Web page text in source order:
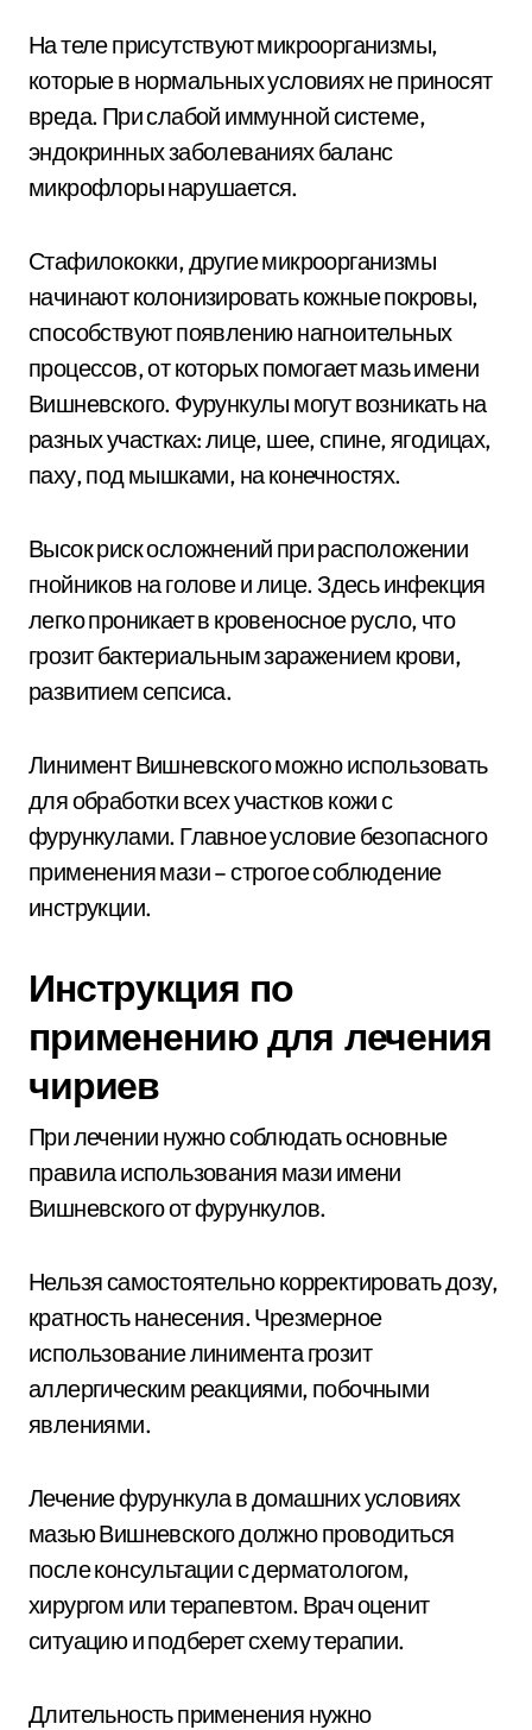
На теле присутствуют микроорганизмы,
которые в нормальных условиях не приносят
вреда. При слабой иммунной системе,
эндокринных заболеваниях баланс
микрофлоры нарушается.
Стафилококки, другие микроорганизмы
начинают колонизировать кожные покровы,
способствуют появлению нагноительных
процессов, от которых помогает мазь имени
Вишневского. Фурункулы могут возникать на
разных участках: лице, шее, спине, ягодицах,
паху, под мышками, на конечностях.
Высок риск осложнений при расположении
гнойников на голове и лице. Здесь инфекция
легко проникает в кровеносное русло, что
грозит бактериальным заражением крови,
развитием сепсиса.
Линимент Вишневского можно использовать
для обработки всех участков кожи с
фурункулами. Главное условие безопасного
применения мази – строгое соблюдение
инструкции.
Инструкция по
применению для лечения
чириев
При лечении нужно соблюдать основные
правила использования мази имени
Вишневского от фурункулов.
Нельзя самостоятельно корректировать дозу,
кратность нанесения. Чрезмерное
использование линимента грозит
аллергическим реакциями, побочными
явлениями.
Лечение фурункула в домашних условиях
мазью Вишневского должно проводиться
после консультации с дерматологом,
хирургом или терапевтом. Врач оценит
ситуацию и подберет схему терапии.
Длительность применения нужно